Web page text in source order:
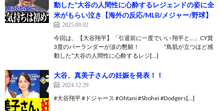
動した”大谷の人間性に心酔するレジェンドの姿に全
米がもらい泣き【海外の反応/MLB/メジャー/野球】
2025.09.02
今回は、【大谷翔平】「引退前に一度でいい 翔平と…」CY賞
3度のバーランダーが涙の懇願！ “鳥肌が立つほど感
動した”大谷の人間性に心酔するレジ[…]
大谷、真美子さんの妊娠を発表！！
2024.12.29
#大谷翔平 #ドジャース #Ohtani #Shohei #Dodgers[…]